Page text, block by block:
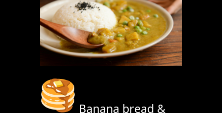
Banana bread &